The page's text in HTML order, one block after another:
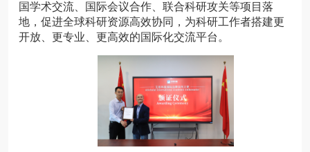
国学术交流、国际会议合作、联合科研攻关等项目落
地，促进全球科研资源高效协同，为科研工作者搭建更
开放、更专业、更高效的国际化交流平台。